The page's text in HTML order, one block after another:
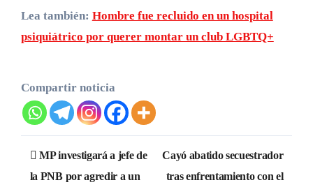
Lea también: Hombre fue recluido en un hospital
psiquiátrico por querer montar un club LGBTQ+
Compartir noticia
Navegación
de
MP investigará a jefe de
la PNB por agredir a un
Cayó abatido secuestrador
tras enfrentamiento con el